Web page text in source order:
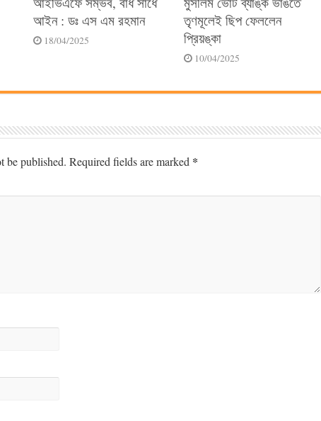
আইন : ডঃ এস এম রহমান
18/04/2025
তৃণমূলেই ছিপ ফেললেন
প্রিয়ঙ্কা
10/04/2025
be published. Required fields are marked *